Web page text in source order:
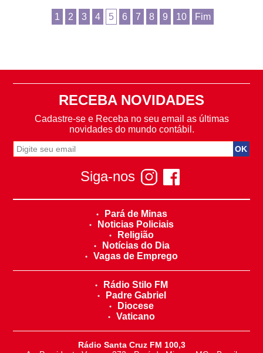
1 2 3 4 5 6 7 8 9 10 Fim
RECEBA NOVIDADES
Cadastre-se e Receba no seu email as últimas
novidades do mundo contábil.
Siga-nos
Pará de Minas
Noticias Policiais
Religião
Notícias do Dia
Vagas de Emprego
Rádio Stilo FM
Padre Gabriel
Diocese
Vaticano
Rádio Santa Cruz FM 100,3